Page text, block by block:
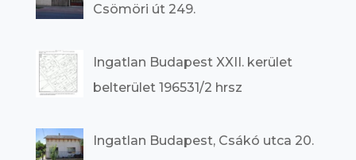
Csömöri út 249.
Ingatlan Budapest XXII. kerület
belterület 196531/2 hrsz
Ingatlan Budapest, Csákó utca 20.